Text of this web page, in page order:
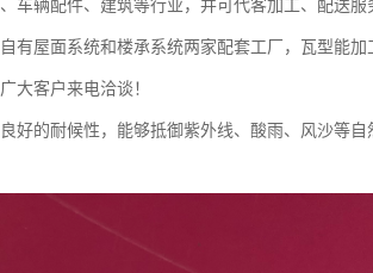
辆配件、建筑等行业，并可代客加工、配送服
有屋面系统和楼承系统两家配套工厂，瓦型能加
大客户来电洽谈！
的耐候性，能够抵御紫外线、酸雨、风沙等自